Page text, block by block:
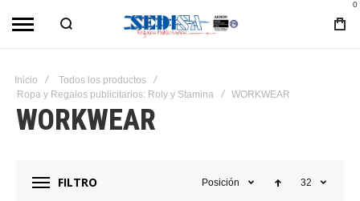
0
Inicio
Todos los productos
Ropa y Regalos publicitarios: Roly y Stamina
WORKWEAR
WORKWEAR
FILTRO Posición 32